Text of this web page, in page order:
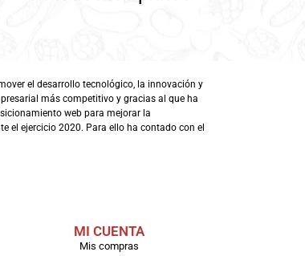
el desarrollo tecnológico, la innovación y
más competitivo y gracias al que ha
web para mejorar la
el ejercicio 2020. Para ello ha contado con el
MI CUENTA
Mis compras